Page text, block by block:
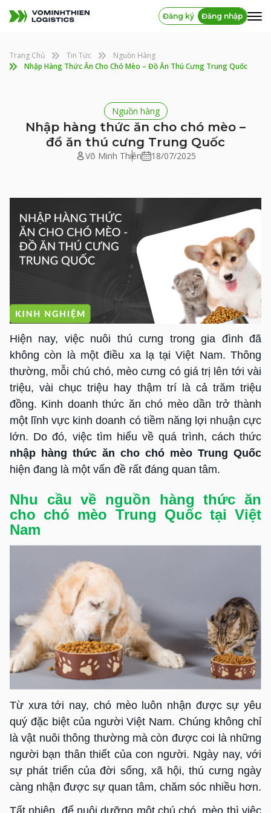
Đăng ký Đăng nhập
Trang Chủ Tin Tức
Nguồn Hàng
Nhập Hàng Thức Ăn Cho Chó Mèo – Đồ Ăn Thú Cưng Trung Quốc
Nguồn hàng
Nhập hàng thức ăn cho chó mèo –
đồ ăn thú cưng Trung Quốc
Võ Minh Thiên 18/07/2025
Hiện nay, việc nuôi thú cưng trong gia đình đã
không còn là một điều xa lạ tại Việt Nam. Thông
thường, mỗi chú chó, mèo cưng có giá trị lên tới vài
triệu, vài chục triệu hay thậm trí là cả trăm triệu
đồng. Kinh doanh thức ăn chó mèo dần trở thành
một lĩnh vực kinh doanh có tiềm năng lợi nhuận cực
lớn. Do đó, việc tìm hiểu về quá trình, cách thức
nhập hàng thức ăn cho chó mèo Trung Quốc
hiện đang là một vấn đề rất đáng quan tâm.
Nhu cầu về nguồn hàng thức ăn
cho chó mèo Trung Quốc tại Việt
Nam
Từ xưa tới nay, chó mèo luôn nhận được sự yêu
quý đặc biệt của người Việt Nam. Chúng không chỉ
là vật nuôi thông thường mà còn được coi là những
người bạn thân thiết của con người. Ngày nay, với
sự phát triển của đời sống, xã hội, thú cưng ngày
càng nhận được sự quan tâm, chăm sóc nhiều hơn.
Tất nhiên, để nuôi dưỡng một chú chó, mèo thì việc